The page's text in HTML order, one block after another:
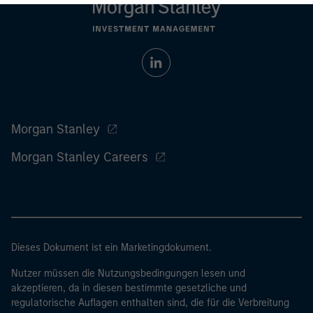
Morgan Stanley
Morgan Stanley Careers
Dieses Dokument ist ein Marketingdokument.
Nutzer müssen die Nutzungsbedingungen lesen und
akzeptieren, da in diesen bestimmte gesetzliche und
regulatorische Auflagen enthalten sind, die für die Verbreitung